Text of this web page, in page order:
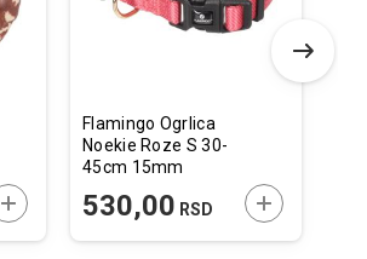
DODAJTE U KORPU
Flamingo Ogrlica
Noekie Roze S 30-
45cm 15mm
530,00 RSD DODAJTE U